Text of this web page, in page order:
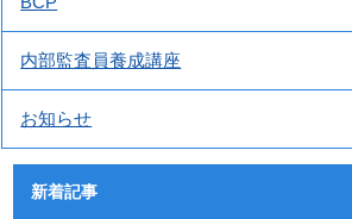
内部監査員養成講座
お知らせ
新着記事